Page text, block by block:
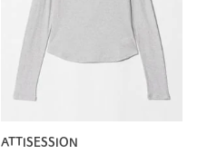
ATTISESSION